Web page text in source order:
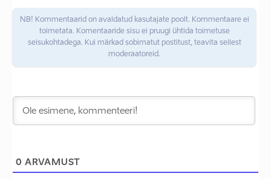
NB! Kommentaarid on avaldatud kasutajate poolt. Kommentaare ei
toimetata. Komentaaride sisu ei pruugi ühtida toimetuse
seisukohtadega. Kui märkad sobimatut postitust, teavita sellest
moderaatoreid.
0 ARVAMUST